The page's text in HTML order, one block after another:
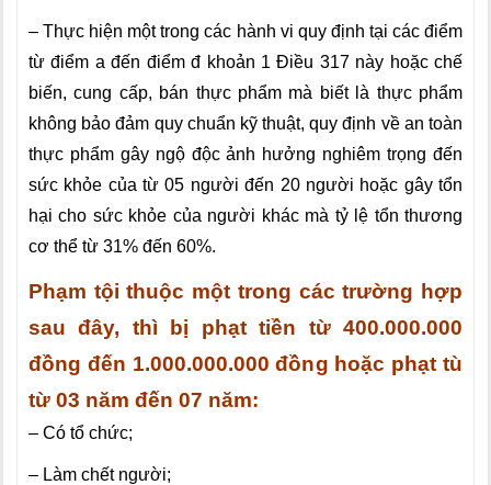
– Thực hiện một trong các hành vi quy định tại các điểm
từ điểm a đến điểm đ khoản 1 Điều 317 này hoặc chế
biến, cung cấp, bán thực phẩm mà biết là thực phẩm
không bảo đảm quy chuẩn kỹ thuật, quy định về an toàn
thực phẩm gây ngộ độc ảnh hưởng nghiêm trọng đến
sức khỏe của từ 05 người đến 20 người hoặc gây tổn
hại cho sức khỏe của người khác mà tỷ lệ tổn thương
cơ thể từ 31% đến 60%.
Phạm tội thuộc một trong các trường hợp
sau đây, thì bị phạt tiền từ 400.000.000
đồng đến 1.000.000.000 đồng hoặc phạt tù
từ 03 năm đến 07 năm:
– Có tổ chức;
– Làm chết người;